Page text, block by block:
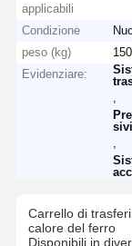
applicabili
Condizione
peso (kg)
Evidenziare:
Carrello di
calore del ferro
Disponibili in